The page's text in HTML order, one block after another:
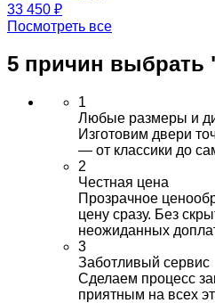
33 450 ₽
Посмотреть все
5 причин выбрать
1
Любые размеры и
Изготовим двери
— от классики до
2
Честная цена
Прозрачное
цену сразу. Без
неожиданных
3
Заботливый сервис
Сделаем процесс
приятным на всех